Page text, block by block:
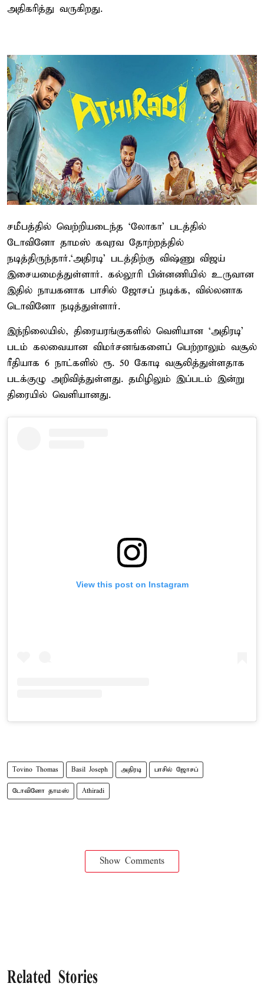
அதிகரித்து வருகிறது.
சமீபத்தில் வெற்றியடைந்த ‘லோகா’ படத்தில்
டோவினோ தாமஸ் கவுரவ தோற்றத்தில்
நடித்திருந்தார்.‘அதிரடி’ படத்திற்கு விஷ்ணு விஜய்
இசையமைத்துள்ளார். கல்லூரி பின்னணியில் உருவான
இதில் நாயகனாக பாசில் ஜோசப் நடிக்க, வில்லனாக
டொவினோ நடித்துள்ளார்.
இந்நிலையில், திரையரங்குகளில் வெளியான ‘அதிரடி’
படம் கலவையான விமர்சனங்களைப் பெற்றாலும் வசூல்
ரீதியாக 6 நாட்களில் ரூ. 50 கோடி வசூலித்துள்ளதாக
படக்குழு அறிவித்துள்ளது. தமிழிலும் இப்படம் இன்று
திரையில் வெளியானது.
View this post on Instagram
Tovino Thomas Basil Joseph அதிரடி பாசில் ஜோசப்
டோவினோ தாமஸ் Athiradi
Show Comments
Related Stories